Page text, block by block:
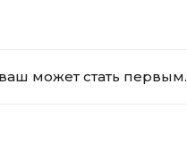
может стать первым.